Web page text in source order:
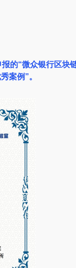
的“微众银行区块
案例”。